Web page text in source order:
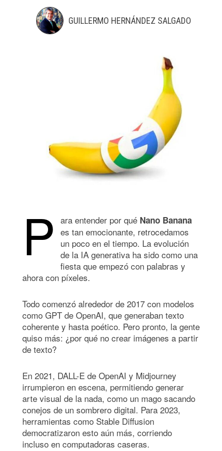
GUILLERMO HERNÁNDEZ SALGADO
P ara entender por qué Nano Banana
es tan emocionante, retrocedamos
un poco en el tiempo. La evolución
de la IA generativa ha sido como una
fiesta que empezó con palabras y
ahora con píxeles.
Todo comenzó alrededor de 2017 con modelos
como GPT de OpenAI, que generaban texto
coherente y hasta poético. Pero pronto, la gente
quiso más: ¿por qué no crear imágenes a partir
de texto?
En 2021, DALL-E de OpenAI y Midjourney
irrumpieron en escena, permitiendo generar
arte visual de la nada, como un mago sacando
conejos de un sombrero digital. Para 2023,
herramientas como Stable Diffusion
democratizaron esto aún más, corriendo
incluso en computadoras caseras.